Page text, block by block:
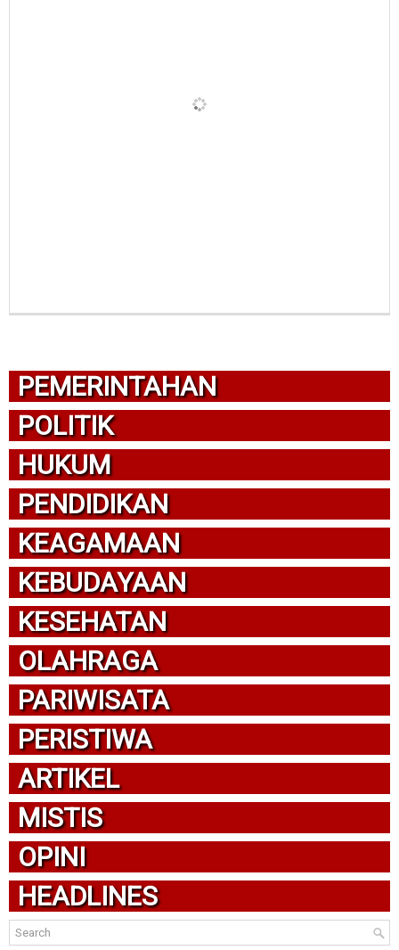
PEMERINTAHAN
POLITIK
HUKUM
PENDIDIKAN
KEAGAMAAN
KEBUDAYAAN
KESEHATAN
OLAHRAGA
PARIWISATA
PERISTIWA
ARTIKEL
MISTIS
OPINI
HEADLINES